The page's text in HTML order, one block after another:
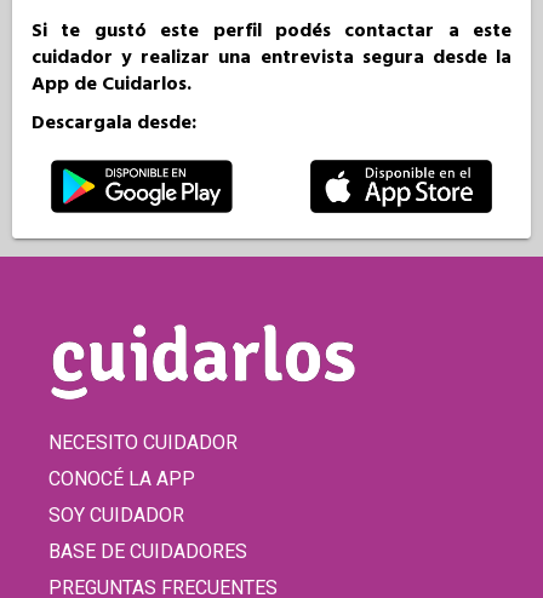
Si te gustó este perfil podés contactar a este
cuidador y realizar una entrevista segura desde la
App de Cuidarlos.
Descargala desde:
NECESITO CUIDADOR
CONOCÉ LA APP
SOY CUIDADOR
BASE DE CUIDADORES
PREGUNTAS FRECUENTES